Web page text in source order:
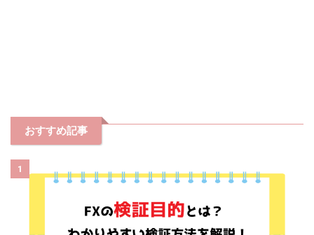
おすすめ記事
1